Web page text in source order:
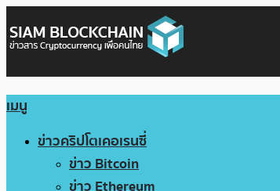
เมนู
ข่าวคริปโตเคอเรนซี่
ข่าว Bitcoin